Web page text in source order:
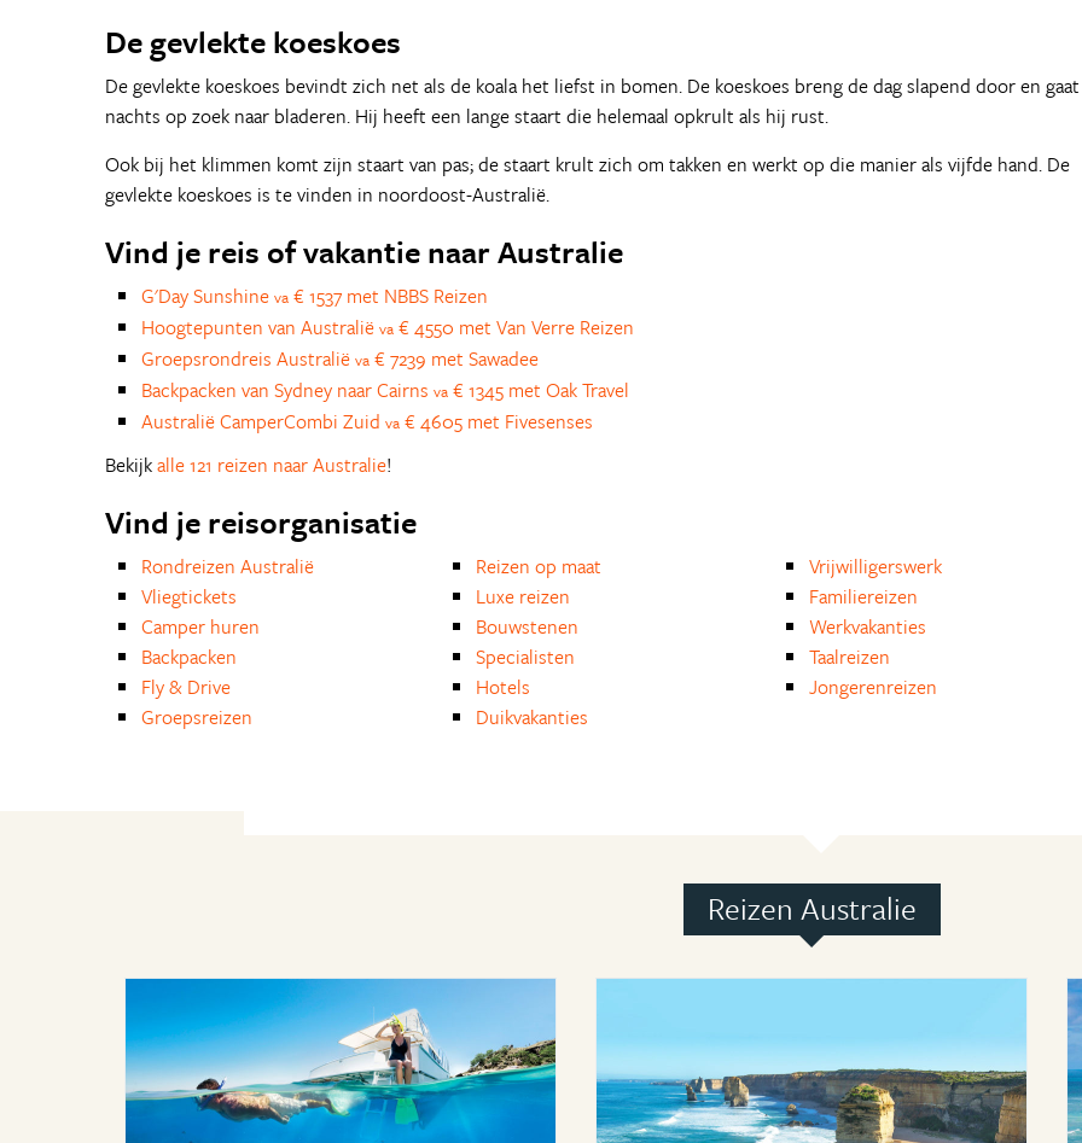
De gevlekte koeskoes
De gevlekte koeskoes bevindt zich net als de koala het liefst in bomen. De koeskoes breng de dag slapend door en
nachts op zoek naar bladeren. Hij heeft een lange staart die helemaal opkrult als hij rust.
Ook bij het klimmen komt zijn staart van pas; de staart krult zich om takken en werkt op die manier als vijfde hand. De
gevlekte koeskoes is te vinden in noordoost-Australië.
Vind je reis of vakantie naar Australie
G'Day Sunshine va € 1537 met NBBS Reizen
Hoogtepunten van Australië va € 4550 met Van Verre Reizen
Groepsrondreis Australië va € 7239 met Sawadee
Backpacken van Sydney naar Cairns va € 1345 met Oak Travel
Australië CamperCombi Zuid va € 4605 met Fivesenses
Bekijkalle 121 reizen naar Australie!
Vind je reisorganisatie
Rondreizen Australië
Vliegtickets
Camper huren
Backpacken
Fly & Drive
Groepsreizen
Reizen op maat
Luxe reizen
Bouwstenen
Specialisten
Hotels
Duikvakanties
Vrijwilligerswerk
Familiereizen
Werkvakanties
Taalreizen
Jongerenreizen
Reizen Australie